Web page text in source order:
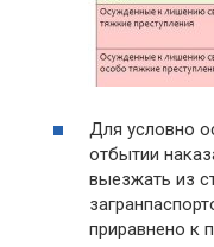
Для условно
отбытии
выезжать из
приравнено к